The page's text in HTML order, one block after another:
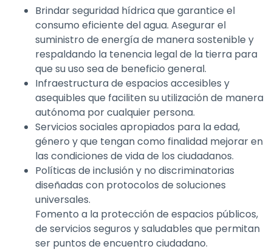
Brindar seguridad hídrica que garantice el
consumo eficiente del agua. Asegurar el
suministro de energía de manera sostenible y
respaldando la tenencia legal de la tierra para
que su uso sea de beneficio general.
Infraestructura de espacios accesibles y
asequibles que faciliten su utilización de manera
autónoma por cualquier persona.
Servicios sociales apropiados para la edad,
género y que tengan como finalidad mejorar en
las condiciones de vida de los ciudadanos.
Políticas de inclusión y no discriminatorias
diseñadas con protocolos de soluciones
universales.
Fomento a la protección de espacios públicos,
de servicios seguros y saludables que permitan
ser puntos de encuentro ciudadano.